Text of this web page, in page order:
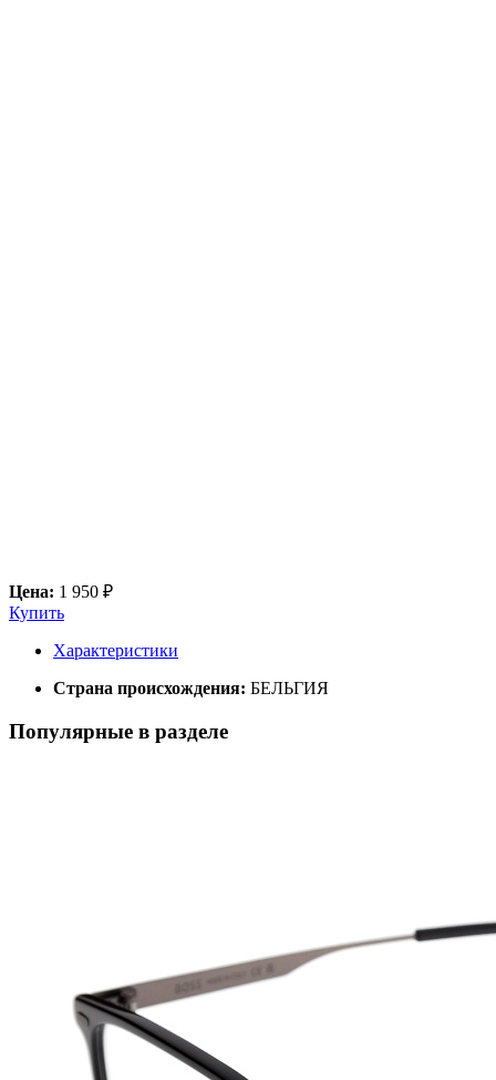
Цена: 1 950 ₽
Купить
Характеристики
Страна происхождения: БЕЛЬГИЯ
Популярные в разделе